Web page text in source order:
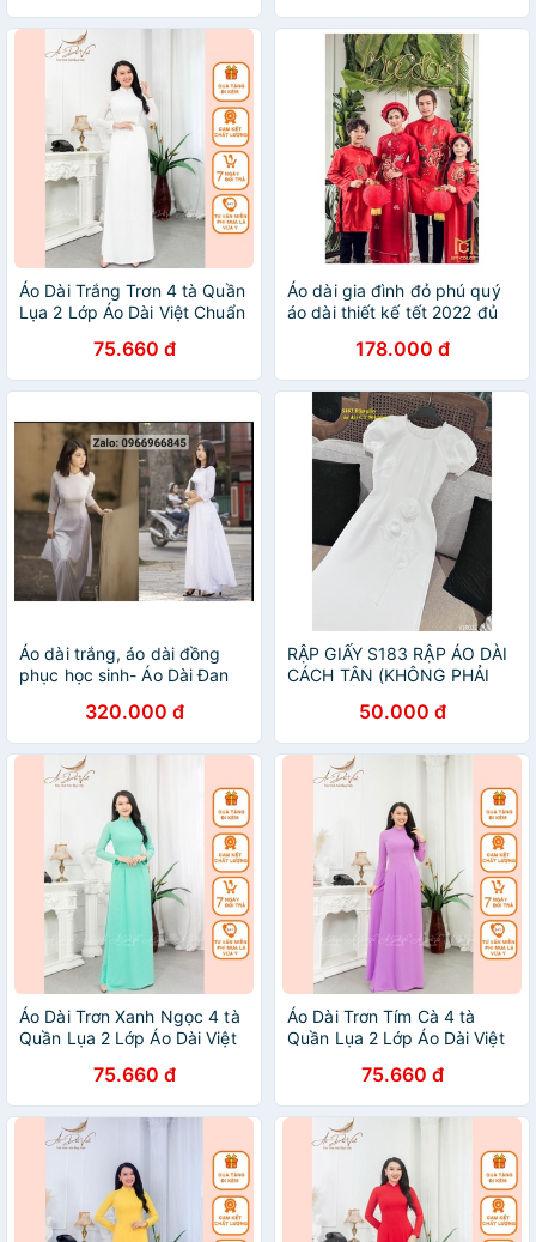
Áo Dài Trắng Trơn 4 tà Quần
Lụa 2 Lớp Áo Dài Việt Chuẩn
75.660 đ
Áo dài gia đình đỏ phú quý
áo dài thiết kế tết 2022 đủ
178.000 đ
Áo dài trắng, áo dài đồng
phục học sinh- Áo Dài Đan
320.000 đ
RẬP GIẤY S183 RẬP ÁO DÀI
CÁCH TÂN (KHÔNG PHẢI
50.000 đ
Áo Dài Trơn Xanh Ngọc 4 tà
Quần Lụa 2 Lớp Áo Dài Việt
75.660 đ
Áo Dài Trơn Tím Cà 4 tà
Quần Lụa 2 Lớp Áo Dài Việt
75.660 đ